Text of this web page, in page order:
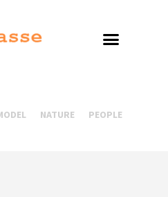
NATURE PEOPLE